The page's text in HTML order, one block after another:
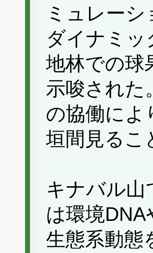
ミュレー
ダイナミッ
地林での球
示唆された
の協働によ
垣間見るこ
キナバル山
は環境
生態系動態